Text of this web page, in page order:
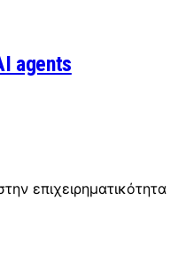
agents
επιχειρηματικότητα